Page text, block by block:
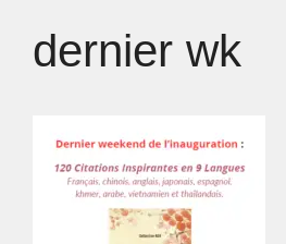
dernier wk